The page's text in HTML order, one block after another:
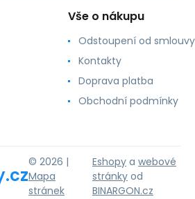
Vše o nákupu
Odstoupení od smlouvy
Kontakty
Doprava platba
Obchodní podmínky
© 2026 |
Mapa
stránek
Eshopy a webové
stránky od
BINARGON.cz